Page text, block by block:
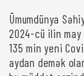
Ümumdünya
2024-cü ilin may
135 min yeni
aydan demək